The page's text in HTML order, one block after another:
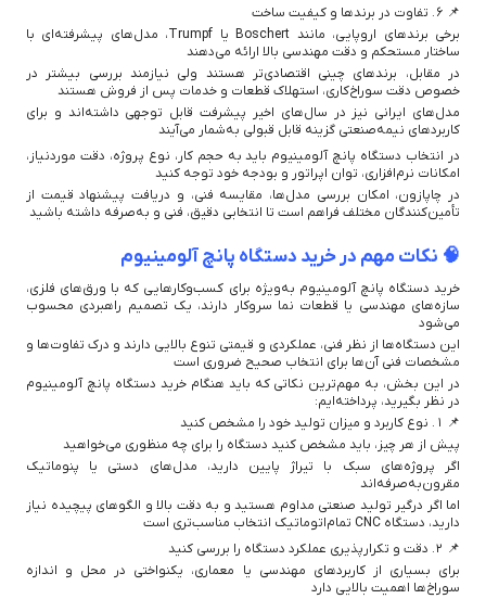
📌 ۶. تفاوت در برندها و کیفیت ساخت
برخی برندهای اروپایی، مانند Boschert یا Trumpf، مدل‌های پیشرفته‌ای با
ساختار مستحکم و دقت مهندسی بالا ارائه می‌دهند
در مقابل، برندهای چینی اقتصادی‌تر هستند ولی نیازمند بررسی بیشتر در
خصوص دقت سوراخ‌کاری، استهلاک قطعات و خدمات پس از فروش هستند
مدل‌های ایرانی نیز در سال‌های اخیر پیشرفت قابل توجهی داشته‌اند و برای
کاربردهای نیمه‌صنعتی گزینه قابل قبولی به‌شمار می‌آیند
در انتخاب دستگاه پانچ آلومینیوم باید به حجم کار، نوع پروژه، دقت موردنیاز،
امکانات نرم‌افزاری، توان اپراتور و بودجه خود توجه کنید
در چاپازون، امکان بررسی مدل‌ها، مقایسه فنی، و دریافت پیشنهاد قیمت از
تأمین‌کنندگان مختلف فراهم است تا انتخابی دقیق، فنی و به‌صرفه داشته باشید
🧠 نکات مهم در خرید دستگاه پانچ آلومینیوم
خرید دستگاه پانچ آلومینیوم به‌ویژه برای کسب‌وکارهایی که با ورق‌های فلزی،
سازه‌های مهندسی یا قطعات نما سروکار دارند، یک تصمیم راهبردی محسوب
می‌شود
این دستگاه‌ها از نظر فنی، عملکردی و قیمتی تنوع بالایی دارند و درک تفاوت‌ها و
مشخصات فنی آن‌ها برای انتخاب صحیح ضروری است
در این بخش، به مهم‌ترین نکاتی که باید هنگام خرید دستگاه پانچ آلومینیوم
در نظر بگیرید، پرداخته‌ایم:
📌 ۱. نوع کاربرد و میزان تولید خود را مشخص کنید
پیش از هر چیز، باید مشخص کنید دستگاه را برای چه منظوری می‌خواهید
اگر پروژه‌های سبک با تیراژ پایین دارید، مدل‌های دستی یا پنوماتیک
مقرون‌به‌صرفه‌اند
اما اگر درگیر تولید صنعتی مداوم هستید و به دقت بالا و الگوهای پیچیده نیاز
دارید، دستگاه CNC تمام‌اتوماتیک انتخاب مناسب‌تری است
📌 ۲. دقت و تکرارپذیری عملکرد دستگاه را بررسی کنید
برای بسیاری از کاربردهای مهندسی یا معماری، یکنواختی در محل و اندازه
سوراخ‌ها اهمیت بالایی دارد